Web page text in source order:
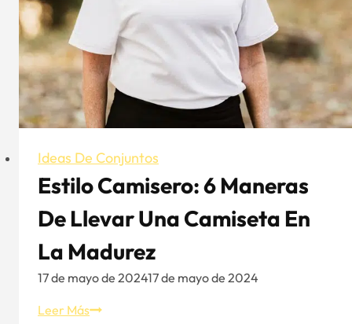
Ideas De Conjuntos
Estilo Camisero: 6 Maneras
De Llevar Una Camiseta En
La Madurez
17 de mayo de 202417 de mayo de 2024
Leer MásEstilo